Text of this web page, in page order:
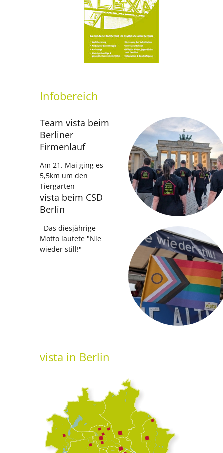
Infobereich
Team vista beim
Berliner
Firmenlauf
Am 21. Mai ging es
5,5km um den
Tiergarten
vista beim CSD
Berlin
Das diesjährige
Motto lautete "Nie
wieder still!"
vista in Berlin